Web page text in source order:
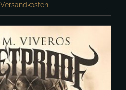
Versandkosten